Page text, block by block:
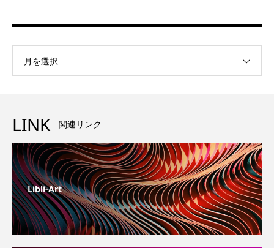
月を選択
LINK 関連リンク
Libli-Art